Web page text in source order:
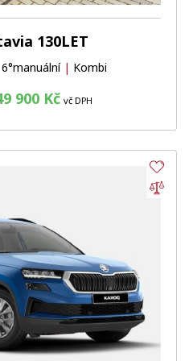
130LET
6°manuální | Kombi
900 Kč vč DPH